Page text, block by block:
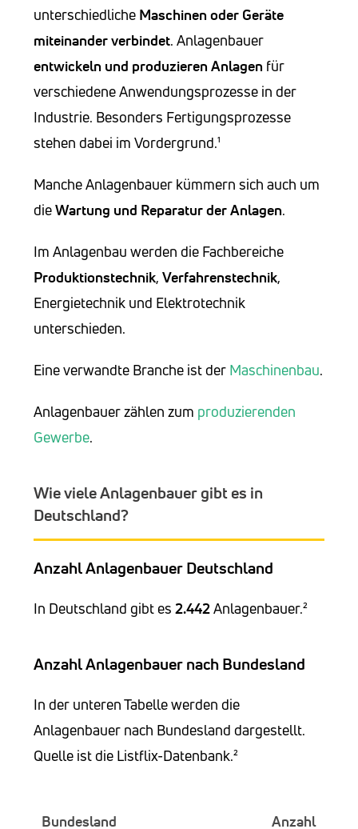
unterschiedliche Maschinen oder Geräte
miteinander verbindet. Anlagenbauer
entwickeln und produzieren Anlagen für
verschiedene Anwendungsprozesse in der
Industrie. Besonders Fertigungsprozesse
stehen dabei im Vordergrund.¹
Manche Anlagenbauer kümmern sich auch um
dieWartung und Reparatur der Anlagen.
Im Anlagenbau werden die Fachbereiche
Produktionstechnik,Verfahrenstechnik,
Energietechnik und Elektrotechnik
unterschieden.
Eine verwandte Branche ist der Maschinenbau.
Anlagenbauer zählen zum produzierenden
Gewerbe.
Wie viele Anlagenbauer gibt es in
Deutschland?
Anzahl Anlagenbauer Deutschland
In Deutschland gibt es2.442Anlagenbauer.²
Anzahl Anlagenbauer nach Bundesland
In der unteren Tabelle werden die
Anlagenbauer nach Bundesland dargestellt.
Quelle ist die Listflix-Datenbank.²
Bundesland Anzahl